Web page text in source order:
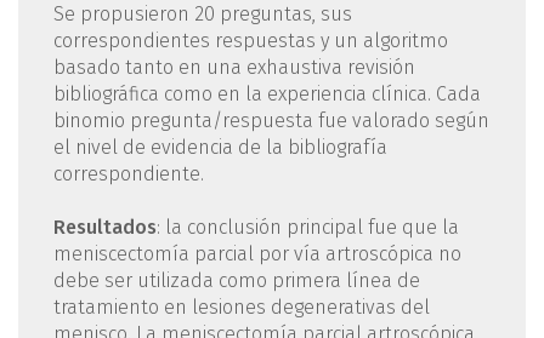
Se propusieron 20 preguntas, sus
correspondientes respuestas y un algoritmo
basado tanto en una exhaustiva revisión
bibliográfica como en la experiencia clínica. Cada
binomio pregunta/respuesta fue valorado según
el nivel de evidencia de la bibliografía
correspondiente.
Resultados: la conclusión principal fue que la
meniscectomía parcial por vía artroscópica no
debe ser utilizada como primera línea de
tratamiento en lesiones degenerativas del